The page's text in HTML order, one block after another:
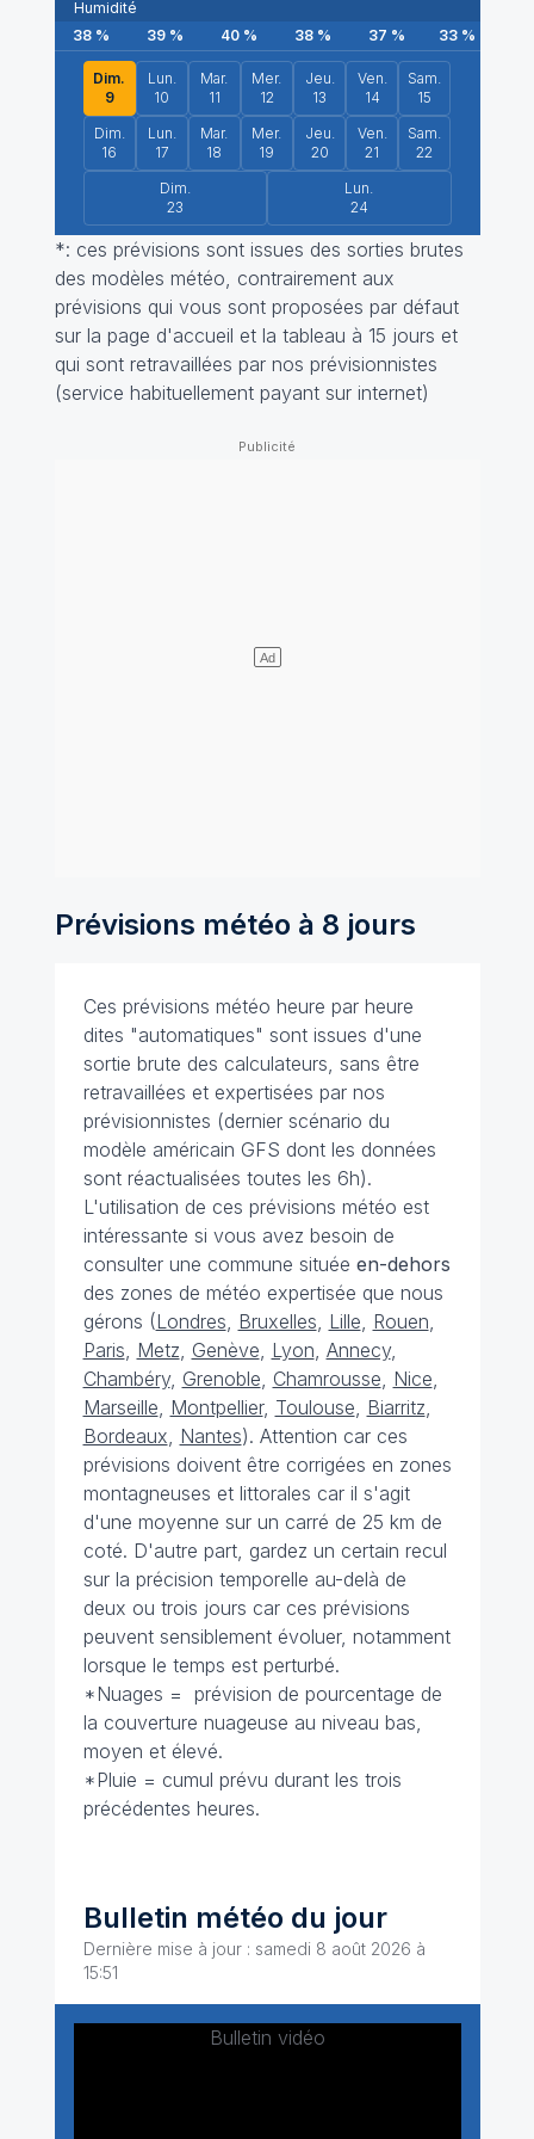
Humidité
38 % 39 % 40 % 38 % 37 % 33 %
Dim.
9
Lun.
10
Mar.
11
Mer.
12
Jeu.
13
Ven.
14
Sam.
15
Dim.
16
Lun.
17
Mar.
18
Mer.
19
Jeu.
20
Ven.
21
Sam.
22
Dim.
23
Lun.
24
*: ces prévisions sont issues des sorties brutes
des modèles météo, contrairement aux
prévisions qui vous sont proposées par défaut
sur la page d'accueil et la tableau à 15 jours et
qui sont retravaillées par nos prévisionnistes
(service habituellement payant sur internet)
Prévisions météo à 8 jours
Ces prévisions météo heure par heure
dites "automatiques" sont issues d'une
sortie brute des calculateurs, sans être
retravaillées et expertisées par nos
prévisionnistes (dernier scénario du
modèle américain GFS dont les données
sont réactualisées toutes les 6h).
L'utilisation de ces prévisions météo est
intéressante si vous avez besoin de
consulter une commune située en-dehors
des zones de météo expertisée que nous
gérons (Londres, Bruxelles, Lille, Rouen,
Paris, Metz, Genève, Lyon, Annecy,
Chambéry, Grenoble, Chamrousse, Nice,
Marseille, Montpellier, Toulouse, Biarritz,
Bordeaux, Nantes). Attention car ces
prévisions doivent être corrigées en zones
montagneuses et littorales car il s'agit
d'une moyenne sur un carré de 25 km de
coté. D'autre part, gardez un certain recul
sur la précision temporelle au-delà de
deux ou trois jours car ces prévisions
peuvent sensiblement évoluer, notamment
lorsque le temps est perturbé.
*Nuages = prévision de pourcentage de
la couverture nuageuse au niveau bas,
moyen et élevé.
*Pluie = cumul prévu durant les trois
précédentes heures.
Bulletin météo du jour
Dernière mise à jour : samedi 8 août 2026 à
15:51
Bulletin vidéo